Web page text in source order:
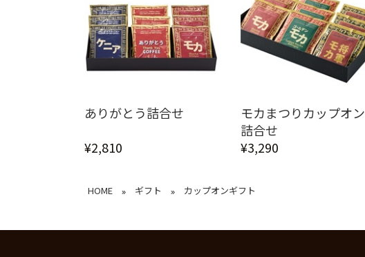
ありがとう詰合せ
¥2,810
モカまつりカップオン
詰合せ
¥3,290
HOME » ギフト » カップオンギフト